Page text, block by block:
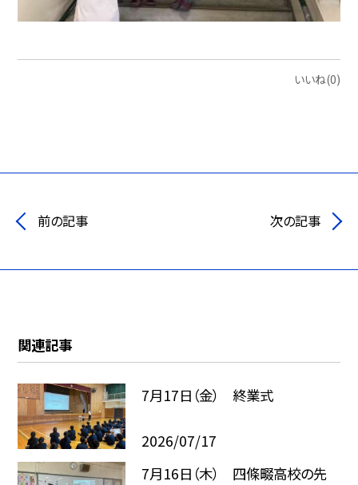
いいね(0)
前の記事 次の記事
関連記事
7月17日（金） 終業式
2026/07/17
7月16日（木） 四條畷高校の先